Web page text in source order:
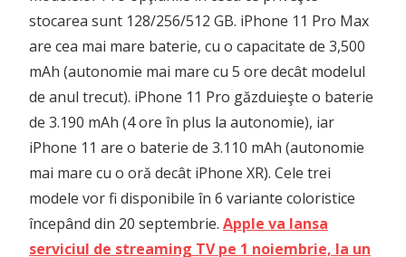
stocarea sunt 128/256/512 GB. iPhone 11 Pro Max
are cea mai mare baterie, cu o capacitate de 3,500
mAh (autonomie mai mare cu 5 ore decât modelul
de anul trecut). iPhone 11 Pro găzduieşte o baterie
de 3.190 mAh (4 ore în plus la autonomie), iar
iPhone 11 are o baterie de 3.110 mAh (autonomie
mai mare cu o oră decât iPhone XR). Cele trei
modele vor fi disponibile în 6 variante coloristice
începând din 20 septembrie. Apple va lansa
serviciul de streaming TV pe 1 noiembrie, la un